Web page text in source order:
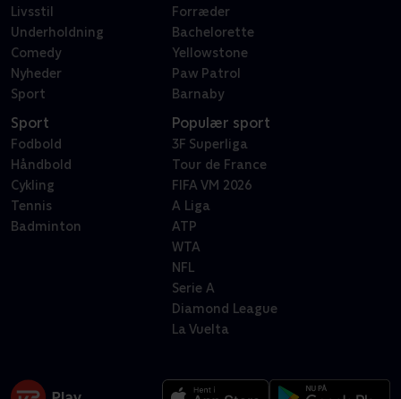
Livsstil
Underholdning
Comedy
Nyheder
Sport
Forræder
Bachelorette
Yellowstone
Paw Patrol
Barnaby
Sport
Fodbold
Håndbold
Cykling
Tennis
Badminton
Populær sport
3F Superliga
Tour de France
FIFA VM 2026
A Liga
ATP
WTA
NFL
Serie A
Diamond League
La Vuelta